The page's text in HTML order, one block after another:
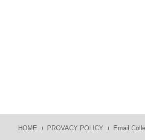
HOME PROVACY POLICY Email